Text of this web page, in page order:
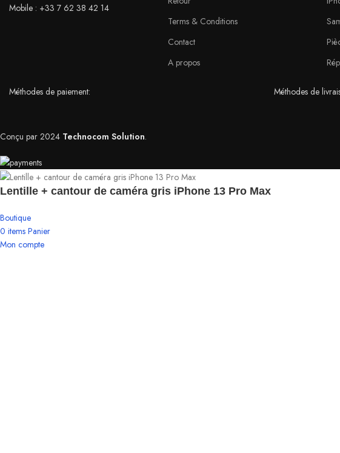
Mobile : +33 7 62 38 42 14
Terms & Conditions
Contact
A propos
Méthodes de paiement: Méthodes de
Conçu par 2024 Technocom Solution.
Lentille + cantour de caméra gris iPhone 13 Pro Max
Boutique
0 items Panier
Mon compte